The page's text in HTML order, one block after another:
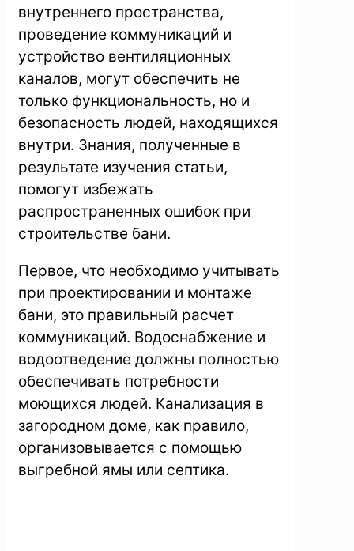
внутреннего пространства,
проведение коммуникаций и
устройство вентиляционных
каналов, могут обеспечить не
только функциональность, но и
безопасность людей, находящихся
внутри. Знания, полученные в
результате изучения статьи,
помогут избежать
распространенных ошибок при
строительстве бани.
Первое, что необходимо учитывать
при проектировании и монтаже
бани, это правильный расчет
коммуникаций. Водоснабжение и
водоотведение должны полностью
обеспечивать потребности
моющихся людей. Канализация в
загородном доме, как правило,
организовывается с помощью
выгребной ямы или септика.